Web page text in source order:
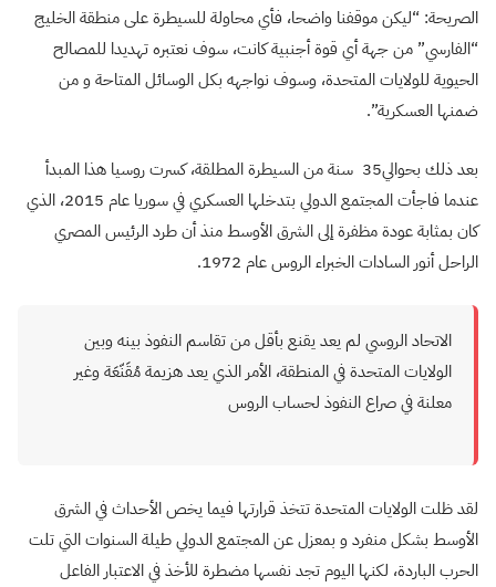
الصريحة: “ليكن موقفنا واضحا، فأي محاولة للسيطرة على منطقة الخليج
“الفارسي” من جهة أي قوة أجنبية كانت، سوف نعتبره تهديدا للمصالح
الحيوية للولايات المتحدة، وسوف نواجهه بكل الوسائل المتاحة و من
ضمنها العسكرية”.
بعد ذلك بحوالي35 سنة من السيطرة المطلقة، كسرت روسيا هذا المبدأ
عندما فاجأت المجتمع الدولي بتدخلها العسكري في سوريا عام 2015، الذي
كان بمثابة عودة مظفرة إلى الشرق الأوسط منذ أن طرد الرئيس المصري
الراحل أنور السادات الخبراء الروس عام 1972
.
الاتحاد الروسي لم يعد يقنع بأقل من تقاسم النفوذ بينه وبين
الولايات المتحدة في المنطقة، الأمر الذي يعد هزيمة مُقَنّعَة وغير
معلنة في صراع النفوذ لحساب الروس
لقد ظلت الولايات المتحدة تتخذ قرارتها فيما يخص الأحداث في الشرق
الأوسط بشكل منفرد و بمعزل عن المجتمع الدولي طيلة السنوات التي تلت
الحرب الباردة، لكنها اليوم تجد نفسها مضطرة للأخذ في الاعتبار الفاعل